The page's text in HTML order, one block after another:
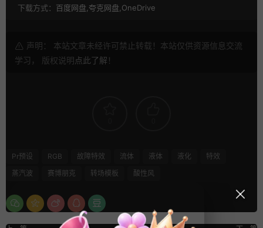
下载方式： 百度网盘,夸克网盘,OneDrive
声明： 本站文章未经许可禁止转载！本站仅供资源信息交流
学习， 版权说明点此了解 ！
Pr预设 RGB 故障特效 流体 液体 液化
特效
蒸汽波
赛博朋克 转场模板 酸性风